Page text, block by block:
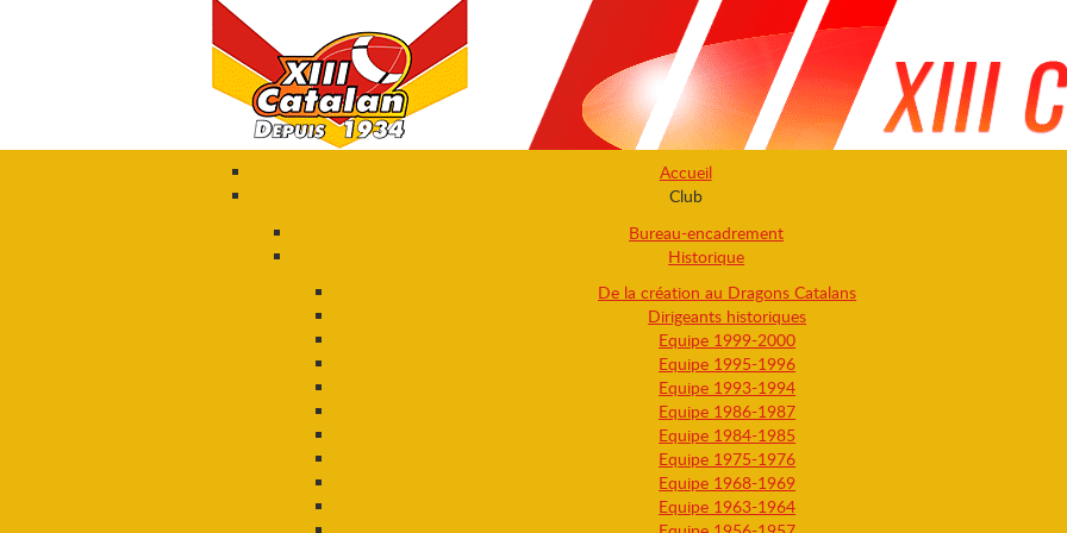
Accueil
Club
Bureau-encadrement
Historique
De la création au Dragons Catalans
Dirigeants historiques
Equipe 1999-2000
Equipe 1995-1996
Equipe 1993-1994
Equipe 1986-1987
Equipe 1984-1985
Equipe 1975-1976
Equipe 1968-1969
Equipe 1963-1964